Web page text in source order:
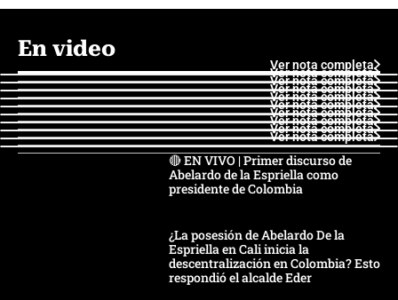
En video
Ver nota completa
Ver nota completa
Ver nota completa
Ver nota completa
Ver nota completa
Ver nota completa
Ver nota completa
Ver nota completa
Ver nota completa
Ver nota completa
🔴 EN VIVO | Primer discurso de
Abelardo de la Espriella como
presidente de Colombia
¿La posesión de Abelardo De la
Espriella en Cali inicia la
descentralización en Colombia? Esto
respondió el alcalde Eder